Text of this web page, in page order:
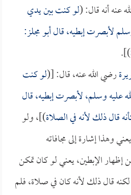
عنه أنه قال: (لو كنت بين يدي
لأبصرت إبطيه، قالأبو مجلز:
)].
رضي الله عنه، قال: [(لو كنت
عليه وسلم، لأبصرت إبطيه، قال
قال ذلك لأنه في الصلاة)]، ولو
وهذا إشارة إلى مجافاته
الإبطين، يعني لو كان تمكن
قال ذلك لأنه كان في صلاة، فلم